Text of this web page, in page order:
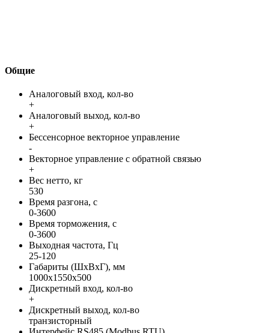
Общие
Аналоговый вход, кол-во
+
Аналоговый выход, кол-во
+
Бессенсорное векторное управление
-
Векторное управление с обратной связью
+
Вес нетто, кг
530
Время разгона, с
0-3600
Время торможения, с
0-3600
Выходная частота, Гц
25-120
Габариты (ШхВхГ), мм
1000x1550x500
Дискретный вход, кол-во
+
Дискретный выход, кол-во
транзисторный